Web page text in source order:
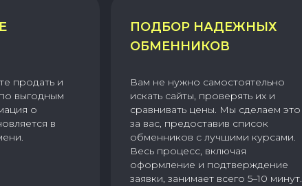
продать и
выгодным
о
в
ПОДБОР НАДЕЖНЫХ
ОБМЕННИКОВ
Вам не нужно самостоятельно
искать сайты, проверять их и
сравнивать цены. Мы сделаем это
за вас, предоставив список
обменников с лучшими курсами.
Весь процесс, включая
оформление и подтверждение
заявки, занимает всего 5–10 минут.